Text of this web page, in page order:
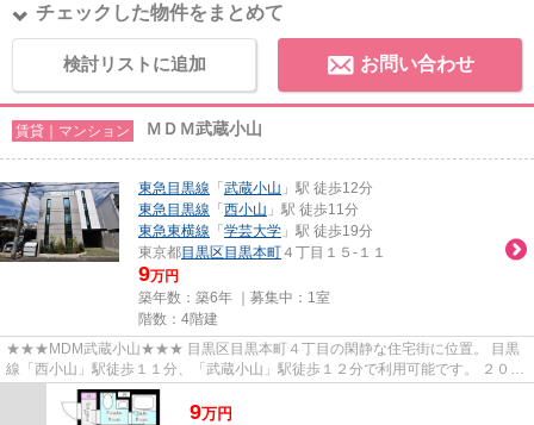
チェックした物件をまとめて
検討リストに追加 お問い合わせ
賃貸｜マンション ＭＤＭ武蔵小山
東急目黒線 「 武蔵小山 」駅 徒歩12分
東急目黒線 「 西小山 」駅 徒歩11分
東急東横線 「 学芸大学 」駅 徒歩19分
東京都目黒区 目黒本町 ４丁目１５-１１
9万円
築年数：築6年 ｜募集中： 1室
階数：4階建
★★★MDM武蔵小山★★★ 目黒区目黒本町４丁目の閑静な住宅街に位置。 目黒
線「西小山」駅徒歩１１分、「武蔵小山」駅徒歩１２分で利用可能です。 ２０２
０年完成の築浅マンション。 住んだ...
9万円